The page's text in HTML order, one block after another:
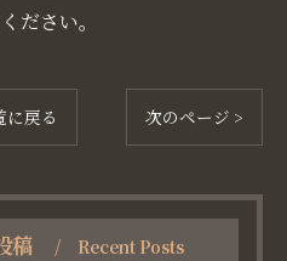
ださい。
に戻る 次のページ >
稿 Recent Posts